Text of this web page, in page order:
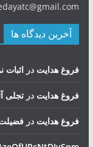
آخرین دیدگاه ها
فروغ هدایت در اثبات
فروغ هدایت در تجلی
فروغ هدایت در